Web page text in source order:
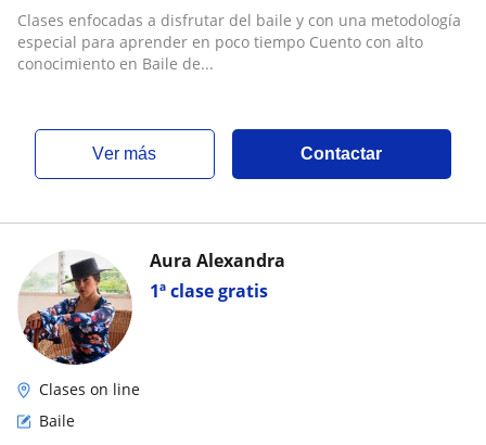
Clases enfocadas a disfrutar del baile y con una metodología
especial para aprender en poco tiempo Cuento con alto
conocimiento en Baile de...
ver más Contactar
1ª clase gratis
Aura Alexandra
Clases on line
Baile